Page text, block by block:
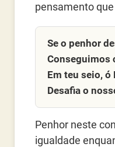
pensamento
Se o penhor
Conseguimos
Em teu seio, ó
Desafia o
Penhor neste
igualdade